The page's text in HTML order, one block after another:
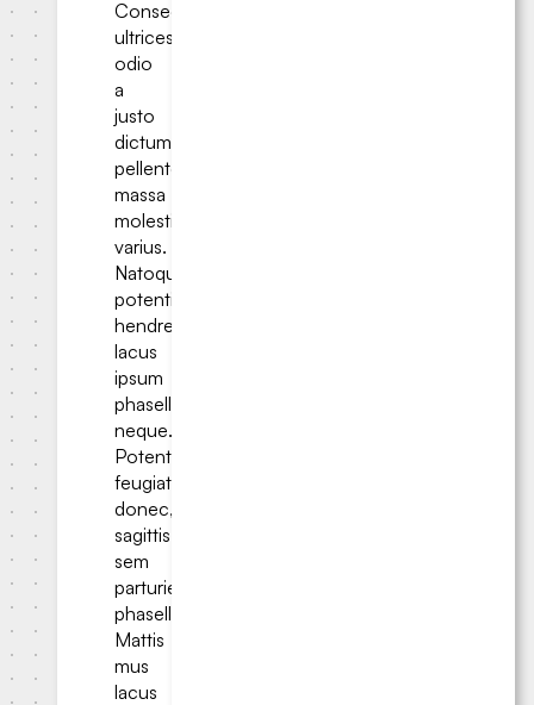
Consectetur
ultrices
odio
a
justo
dictumst
pellentesque
massa
molestie
varius.
Natoque
potenti
hendrerit,
lacus
ipsum
phasellus
neque.
Potenti
feugiat
donec,
sagittis
sem
parturient
phasellus.
Mattis
mus
lacus